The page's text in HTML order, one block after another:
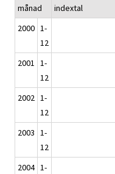
månad
indextal
2000 1-
12
2001 1-
12
2002 1-
12
2003 1-
12
2004 1-